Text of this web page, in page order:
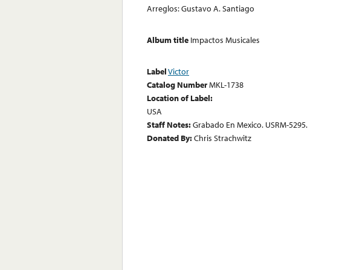
Arreglos: Gustavo A. Santiago
Album title Impactos Musicales
LabelVictor
Catalog NumberMKL-1738
Location of Label:
USA
Staff Notes:Grabado En Mexico. USRM-5295.
Donated By:Chris Strachwitz